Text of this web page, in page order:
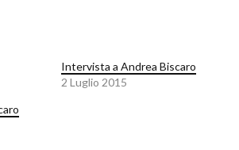
Intervista a Andrea Biscaro
2 Luglio 2015